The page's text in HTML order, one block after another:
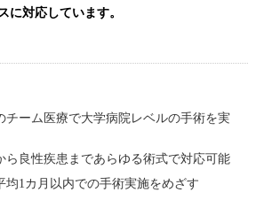
に対応しています。
チーム医療で大学病院レベルの手術を実
ら良性疾患まであらゆる術式で対応可能
均1カ月以内での手術実施をめざす